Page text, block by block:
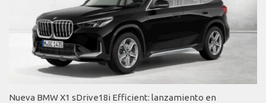
Nueva BMW X1 sDrive18i Efficient: lanzamiento en